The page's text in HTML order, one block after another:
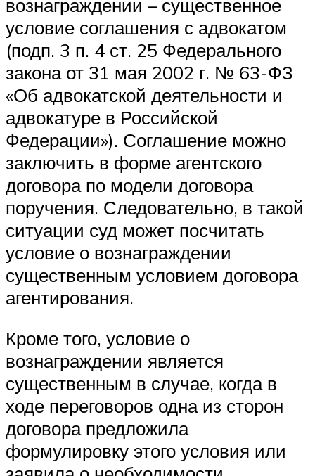
вознаграждении – существенное
условие соглашения с адвокатом
(подп. 3 п. 4 ст. 25 Федерального
закона от 31 мая 2002 г. № 63-ФЗ
«Об адвокатской деятельности и
адвокатуре в Российской
Федерации»). Соглашение можно
заключить в форме агентского
договора по модели договора
поручения. Следовательно, в такой
ситуации суд может посчитать
условие о вознаграждении
существенным условием договора
агентирования.
Кроме того, условие о
вознаграждении является
существенным в случае, когда в
ходе переговоров одна из сторон
договора предложила
формулировку этого условия или